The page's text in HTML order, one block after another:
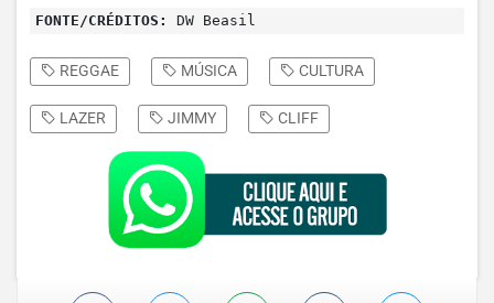
FONTE/CRÉDITOS: DW Beasil
REGGAE MÚSICA CULTURA
LAZER JIMMY CLIFF